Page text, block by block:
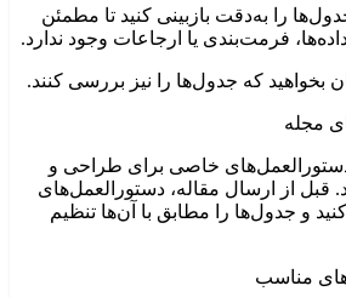
را به‌دقت بازبینی کنید تا مطمئن
فرمت‌بندی یا ارجاعات وجود ندارد.
بخواهید که جدول‌ها را نیز بررسی کنند.
خاصی برای طراحی و
قبل از ارسال مقاله، دستورالعمل‌های
و جدول‌ها را مطابق با آن‌ها تنظیم